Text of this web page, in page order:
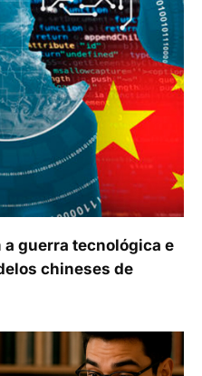
guerra tecnológica e
chineses de